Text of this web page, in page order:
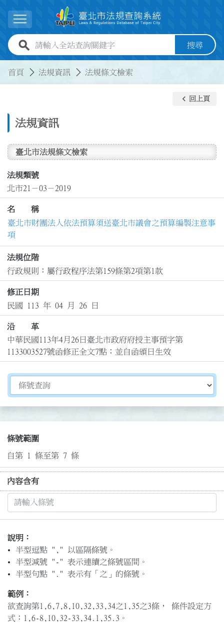
展開選單
全站查詢關鍵字欄位 搜尋
首頁 法規資訊 法規條文檢索
法規資訊
keyboard_arrow_left 回上頁
臺北市法規條文檢索
法規類號
北市21－03－2019
名 稱
臺北市財團法人依法預算須送臺北市議會之預算編製注意事
項
法規位階
行政規則：屬行政程序法第159條第2項第1款
修正日期
民國 113 年 04 月 26 日
沿 革
中華民國113年4月26日臺北市政府府授主事預字第
1133003527號函修正全文7點；並自函頒日生效
切換選擇法規資訊內容
條號範圍
自第 1 條至第 7 條
內容含有
說明：
半型逗點 "," 以區隔條號。
半型減號 "-" 表示連續之條號區間。
半型句點 "." 表示有「之」的條號。
範例：
欲查詢第1,6,7,8,10,32,33,34之1,35之3條， 條件設定方
式：1,6-8,10,32-33,34.1,35.3。